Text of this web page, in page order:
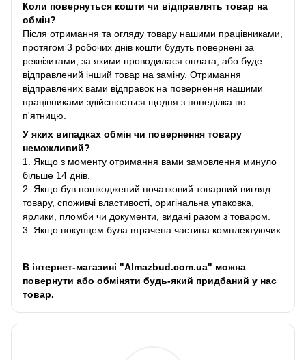
Коли повернуться кошти чи відправлять товар на
обмін?
Після отримання та огляду товару нашими працівниками,
протягом 3 робочих днів кошти будуть повернені за
реквізитами, за якими проводилася оплата, або буде
відправлений інший товар на заміну. Отримання
відправлених вами відправок на повернення нашими
працівниками здійснюється щодня з понеділка по
п'ятницю.
У яких випадках обмін чи повернення товару
неможливий?
1. Якщо з моменту отримання вами замовлення минуло
більше 14 днів.
2. Якщо був пошкоджений початковий товарний вигляд
товару, споживчі властивості, оригінальна упаковка,
ярлики, пломби чи документи, видані разом з товаром.
3. Якщо покупцем була втрачена частина комплектуючих.
В інтернет-магазині "Almazbud.com.ua" можна
повернути або обміняти будь-який придбаний у нас
товар.